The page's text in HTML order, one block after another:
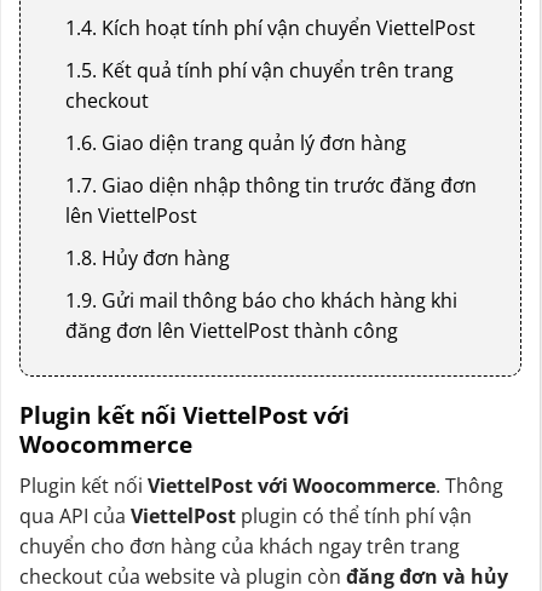
1.4. Kích hoạt tính phí vận chuyển ViettelPost
1.5. Kết quả tính phí vận chuyển trên trang
checkout
1.6. Giao diện trang quản lý đơn hàng
1.7. Giao diện nhập thông tin trước đăng đơn
lên ViettelPost
1.8. Hủy đơn hàng
1.9. Gửi mail thông báo cho khách hàng khi
đăng đơn lên ViettelPost thành công
Plugin kết nối ViettelPost với
Woocommerce
Plugin kết nối ViettelPost với Woocommerce. Thông
qua API của ViettelPost plugin có thể tính phí vận
chuyển cho đơn hàng của khách ngay trên trang
checkout của website và plugin còn đăng đơn và hủy